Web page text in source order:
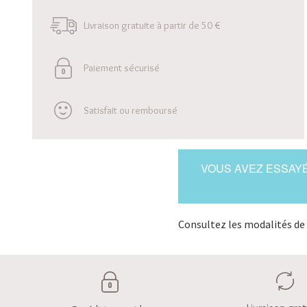
Livraison gratuite à partir de 50 €
Paiement sécurisé
Satisfait ou remboursé
VOUS AVEZ
Consultez les modalités